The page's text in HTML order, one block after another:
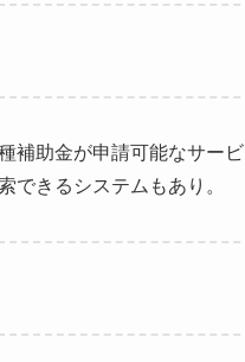
補助金が申請可能なサー
できるシステムもあり。